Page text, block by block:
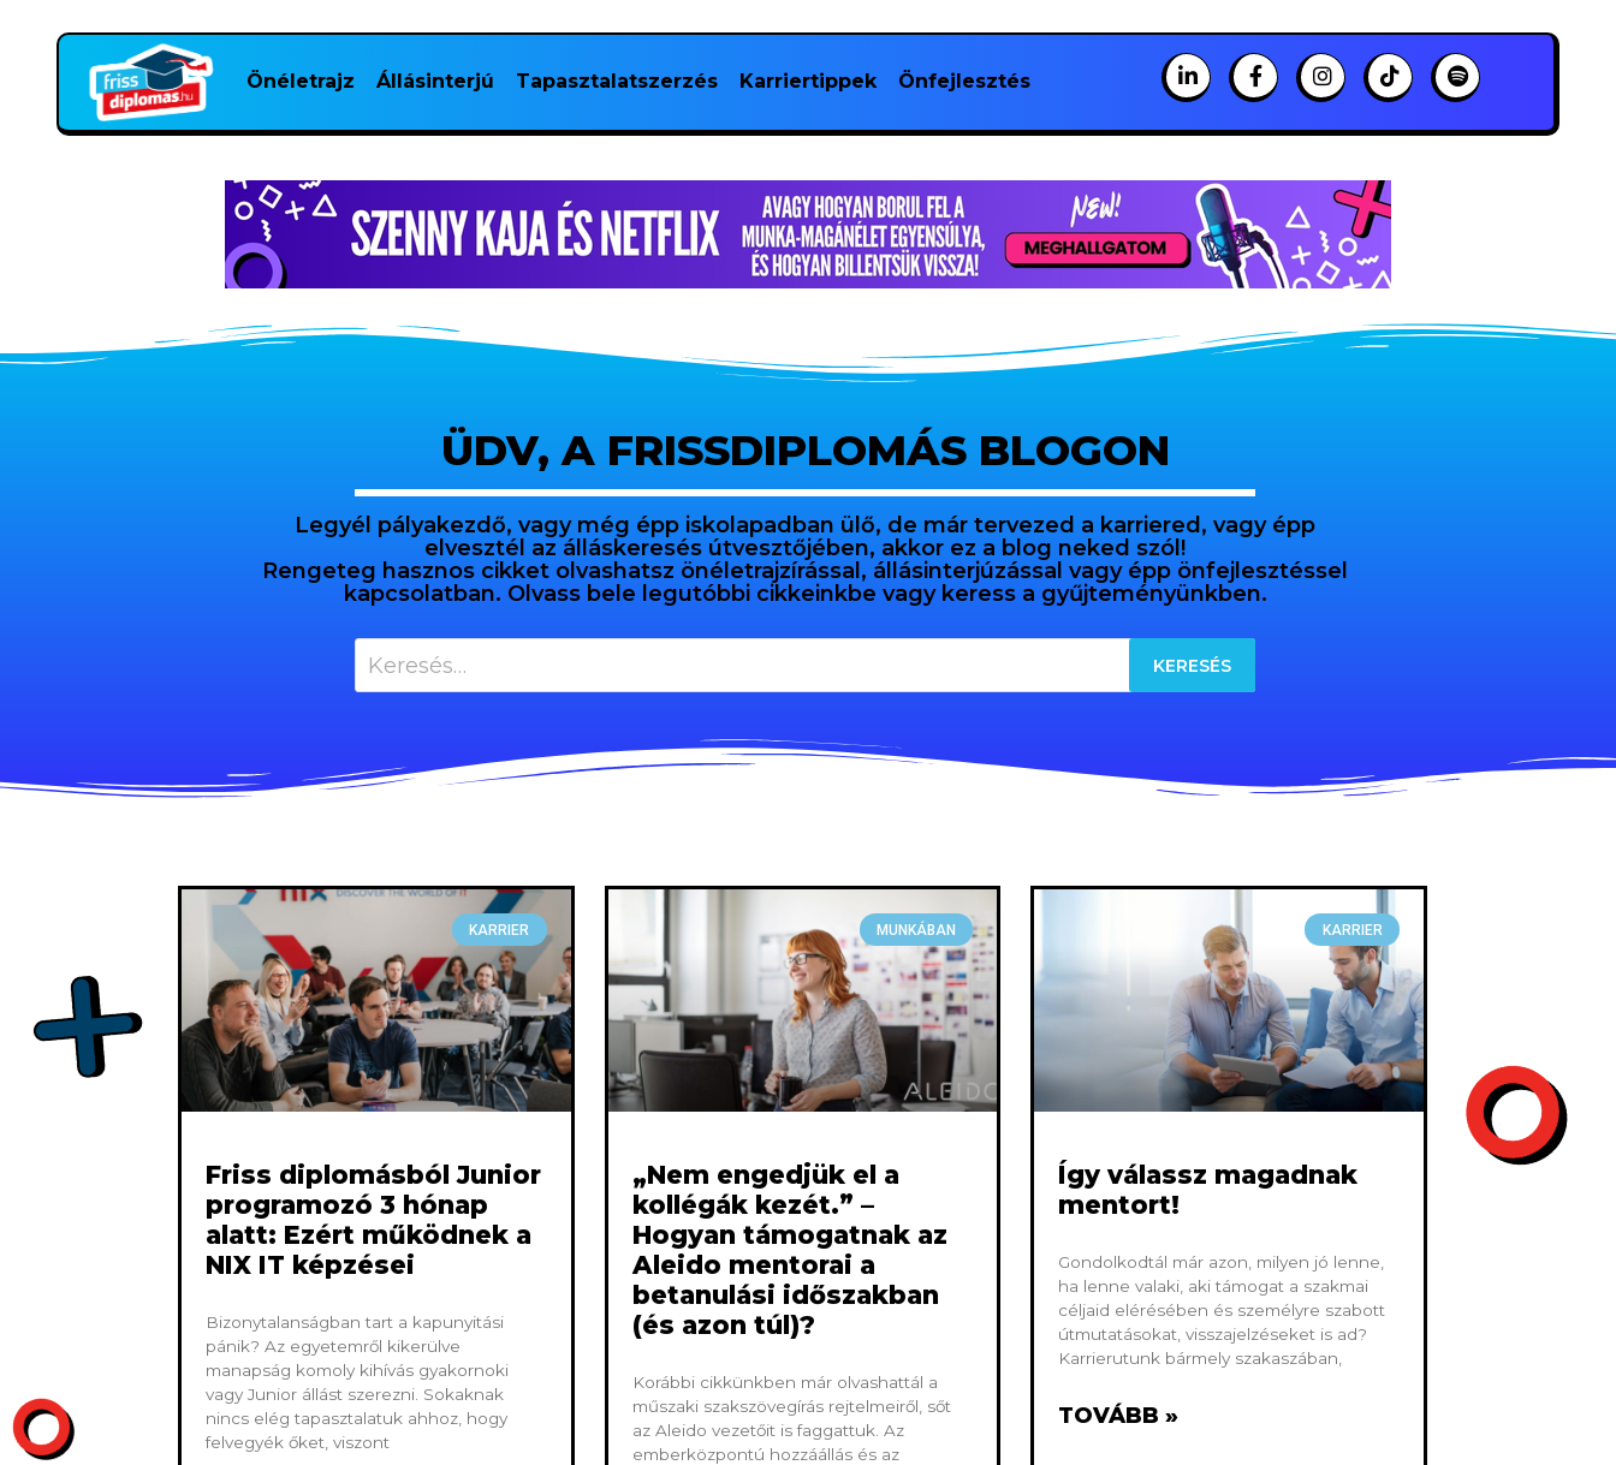
Önéletrajz Állásinterjú Tapasztalatszerzés Karriertippek Önfejlesztés
ÜDV, A FRISSDIPLOMÁS BLOGON
Legyél pályakezdő, vagy még épp iskolapadban ülő, de már tervezed a karriered, vagy épp
elvesztél az álláskeresés útvesztőjében, akkor ez a blog neked szól!
Rengeteg hasznos cikket olvashatsz önéletrajzírással, állásinterjúzással vagy épp önfejlesztéssel
kapcsolatban. Olvass bele legutóbbi cikkeinkbe vagy keress a gyűjteményünkben.
KARRIER
Friss diplomásból Junior
programozó 3 hónap
alatt: Ezért működnek a
NIX IT képzései
Bizonytalanságban tart a kapunyitási
pánik? Az egyetemről kikerülve
manapság komoly kihívás gyakornoki
vagy Junior állást szerezni. Sokaknak
nincs elég tapasztalatuk ahhoz, hogy
felvegyék őket, viszont
MUNKÁBAN
„Nem engedjük el a
kollégák kezét.” –
Hogyan támogatnak az
Aleido mentorai a
betanulási időszakban
(és azon túl)?
Korábbi cikkünkben már olvashattál a
műszaki szakszövegírás rejtelmeiről, sőt
az Aleido vezetőit is faggattuk. Az
emberközpontú hozzáállás és az
KARRIER
Így válassz magadnak
mentort!
Gondolkodtál már azon, milyen jó lenne,
ha lenne valaki, aki támogat a szakmai
céljaid elérésében és személyre szabott
útmutatásokat, visszajelzéseket is ad?
Karrierutunk bármely szakaszában,
TOVÁBB »